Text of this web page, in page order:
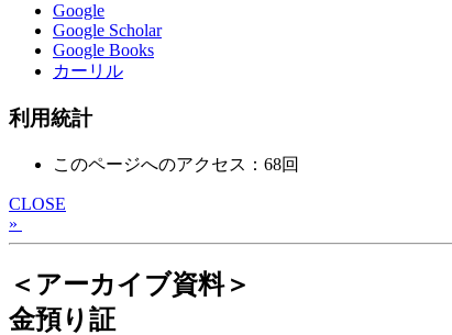
Google
Google Scholar
Google Books
カーリル
利用統計
このページへのアクセス：68回
CLOSE
»
＜アーカイブ資料＞
金預り証